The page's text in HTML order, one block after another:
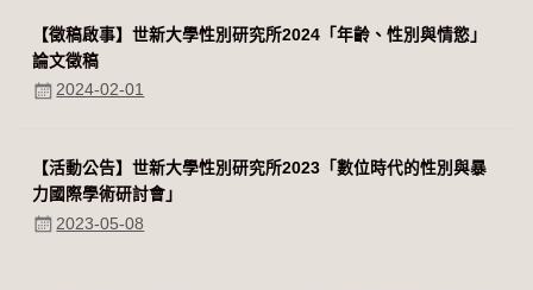
【徵稿啟事】世新大學性別研究所2024「年齡、性別與情慾」
論文徵稿
2024-02-01
【活動公告】世新大學性別研究所2023「數位時代的性別與暴
力國際學術研討會」
2023-05-08